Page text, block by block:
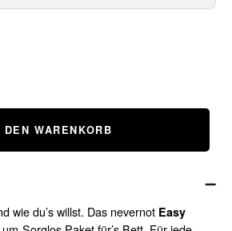
DEN WARENKORB
wie du’s willst. Das nevernot Easy